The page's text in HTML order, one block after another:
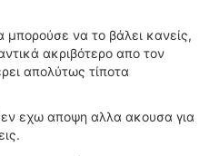
να το βάλει κανείς,
ακριβότερο απο τον
απολύτως τίποτα
εχω αποψη αλλα ακουσα για